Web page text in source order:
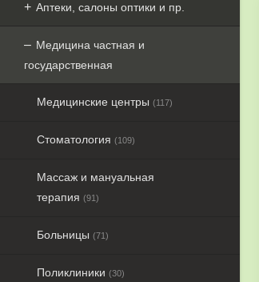
Аптеки, салоны оптики и пр.
Медицина частная и
государственная
Медицинские центры (117)
Стоматология (109)
Массаж и мануальная
терапия (91)
Больницы (71)
Поликлиники (30)